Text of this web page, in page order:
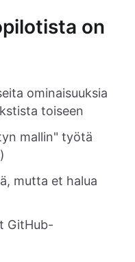
on
ominaisuuksia
toiseen
mallin" työtä
mutta et halua
GitHub-